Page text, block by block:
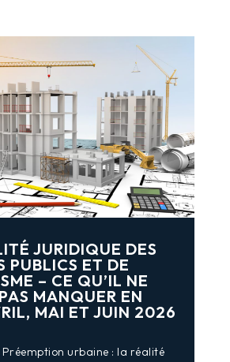
JURIDIQUE DES
PUBLICS ET DE
– CE QU’IL NE
MANQUER EN
MAI ET JUIN 2026
Préemption urbaine : la réalité